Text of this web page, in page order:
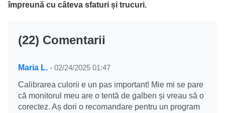
împreună cu câteva sfaturi și trucuri.
(22) Comentarii
Maria L. - 02/24/2025 01:47
Calibrarea culorii e un pas important! Mie mi se pare
că monitorul meu are o tentă de galben și vreau să o
corectez. Aș dori o recomandare pentru un program